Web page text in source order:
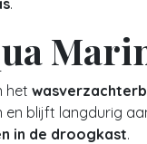
.
het
blijft langdurig
in de droogkast.